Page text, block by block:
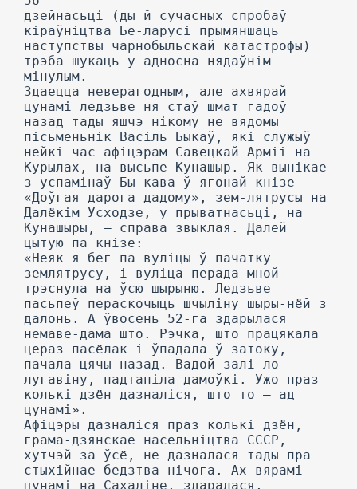
дзейнасьці (ды й сучасных спробаў
кіраўніцтва Бе-ларусі прымяншаць
наступствы чарнобыльскай катастрофы)
трэба шукаць у адносна нядаўнім
мінулым.
Здаецца неверагодным, але ахвярай
цунамі ледзьве ня стаў шмат гадоў
назад тады яшчэ нікому не вядомы
пісьменьнік Васіль Быкаў, які служыў
нейкі час афіцэрам Савецкай Арміі на
Курылах, на высьпе Кунашыр. Як вынікае
з успамінаў Бы-кава ў ягонай кнізе
«Доўгая дарога дадому», зем-лятрусы на
Далёкім Усходзе, у прыватнасьці, на
Кунашыры, — справа звыклая. Далей
цытую па кнізе:
«Неяк я бег па вуліцы ў пачатку
землятрусу, і вуліца перада мной
трэснула на ўсю шырыню. Ледзьве
пасьпеў пераскочыць шчыліну шыры-нёй з
далонь. А ўвосень 52-га здарылася
немаве-дама што. Рэчка, што працякала
цераз пасёлак і ўпадала ў затоку,
пачала цячы назад. Вадой залі-ло
лугавіну, падтапіла дамоўкі. Ужо праз
колькі дзён дазналіся, што то — ад
цунамі».
Афіцэры дазналіся праз колькі дзён,
грама-дзянскае насельніцтва СССР,
хутчэй за ўсё, не дазналася тады пра
стыхійнае бедзтва нічога. Ах-вярамі
цунамі на Сахаліне, здаралася,